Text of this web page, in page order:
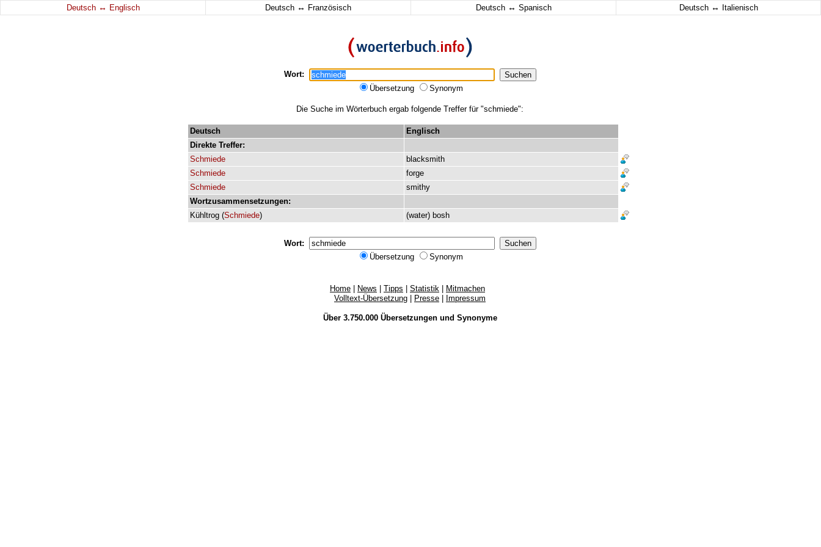
Deutsch ↔ Englisch Deutsch ↔ Französisch Deutsch ↔ Spanisch Deutsch ↔ Italienisch
Wort:
Übersetzung
Synonym
Die Suche im Wörterbuch ergab folgende Treffer für "schmiede":
Deutsch
Englisch
Direkte Treffer:
Schmiede
blacksmith
Schmiede
forge
Schmiede
smithy
Wortzusammensetzungen:
Kühltrog (Schmiede) (water) bosh
Wort:
Übersetzung
Synonym
Home News Tipps Statistik
Mitmachen
Volltext-Übersetzung
Presse Impressum
Über 3.750.000 Übersetzungenund Synonyme